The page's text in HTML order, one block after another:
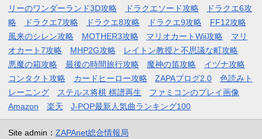
リーのワンダーランド3D攻略
ドラクエソード攻略
ドラクエ6攻
略
ドラクエ7攻略 ドラクエ8攻略 ドラクエ9攻略
FF12攻略
風来のシレン攻略
MOTHER3攻略 マリオカートWii攻略
マリ
オカート7攻略
MHP2G攻略
レイトン教授と不思議な町攻略
悪魔の箱攻略
最後の時間旅行攻略 魔神の笛攻略
イヅナ攻略
コンタクト攻略
カードヒーロー攻略 ZAPAブログ2.0
色読みト
レーニング
ステルス将棋 棋譜再生
ファミコンのプレイ画像
Amazon
楽天 J-POP最新人気曲ランキング100
Site admin： ZAPAnet総合情報局